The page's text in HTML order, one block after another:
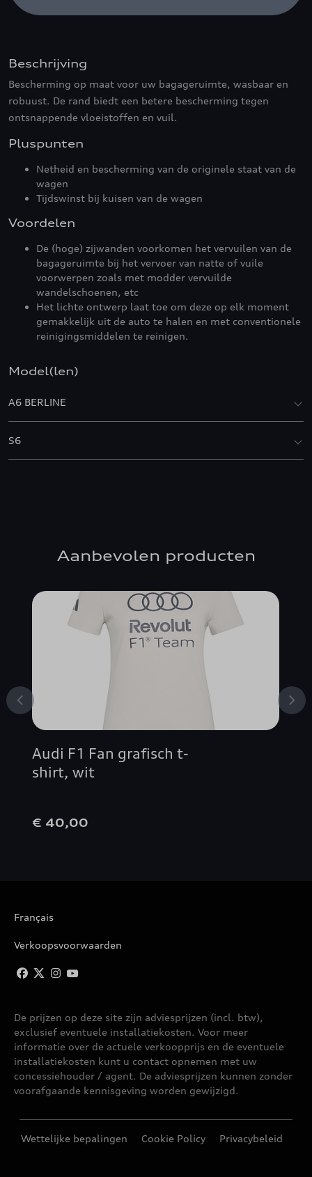
Beschrijving
Bescherming op maat voor uw bagageruimte, wasbaar en
robuust. De rand biedt een betere bescherming tegen
ontsnappende vloeistoffen en vuil.
Pluspunten
Netheid en bescherming van de originele staat van de
wagen
Tijdswinst bij kuisen van de wagen
Voordelen
De (hoge) zijwanden voorkomen het vervuilen van de
bagageruimte bij het vervoer van natte of vuile
voorwerpen zoals met modder vervuilde
wandelschoenen, etc
Het lichte ontwerp laat toe om deze op elk moment
gemakkelijk uit de auto te halen en met conventionele
reinigingsmiddelen te reinigen.
Model(len)
A6 BERLINE
S6
Aanbevolen producten
Audi F1 Fan grafisch t-
shirt, wit
€ 40,00
Français
Verkoopsvoorwaarden
De prijzen op deze site zijn adviesprijzen (incl. btw),
exclusief eventuele installatiekosten. Voor meer
informatie over de actuele verkoopprijs en de eventuele
installatiekosten kunt u contact opnemen met uw
concessiehouder / agent. De adviesprijzen kunnen zonder
voorafgaande kennisgeving worden gewijzigd.
Wettelijke bepalingen Cookie Policy Privacybeleid